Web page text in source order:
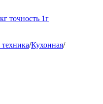
точность 1г
/Кухонная/